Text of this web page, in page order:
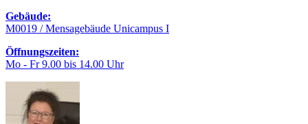
Gebäude:
M0019 / Mensagebäude Unicampus I
Öffnungszeiten:
Mo - Fr 9.00 bis 14.00 Uhr